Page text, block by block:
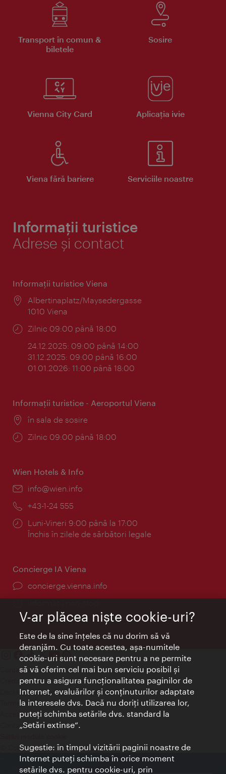
Transport în comun &
biletele
Sosire
Vienna City Card Aplicaţia ivie
Viena fără bariere Serviciile noastre
Informații turistice
Adrese și contact
Informaţii turistice Viena
Locul:
Albertinaplatz/Maysedergasse
1010 Viena
Program:
Zilnic 09:00 până 18:00
24.12.2025: 09:00 până 14:00
31.12.2025: 09:00 până 16:00
01.01.2026: 11:00 până 18:00
Informaţii turistice - Aeroportul Viena
Locul:
în sala de sosire
Program:
Zilnic 09:00 până 18:00
Wien Hotels & Info
E-
info@wien.info
Telefon:
+43-1-24 555
Program:
Luni-Vineri 9:00 până la 17:00
Închis în zilele de sărbători legale
Concierge IA Viena
concierge.vienna.info
Contact
Credits
Declaraţie privind protecţia datelor
Terms of Use
Accesibilitate
Contact presa
© Copyright Wien Tourismus
V-ar plăcea nişte cookie-uri?
Este de la sine înţeles că nu dorim să vă
deranjăm. Cu toate acestea, aşa-numitele
cookie-uri sunt necesare pentru a ne permite
să vă oferim cel mai bun serviciu posibil şi
pentru a asigura funcţionalitatea paginilor de
Internet, evaluărilor şi conţinuturilor adaptate
la interesele dvs. Dacă nu doriţi utilizarea lor,
puteţi schimba setările dvs. standard la
„Setări extinse“.
Sugestie: în timpul vizitării paginii noastre de
Internet puteţi schimba în orice moment
setările dvs. pentru cookie-uri, prin